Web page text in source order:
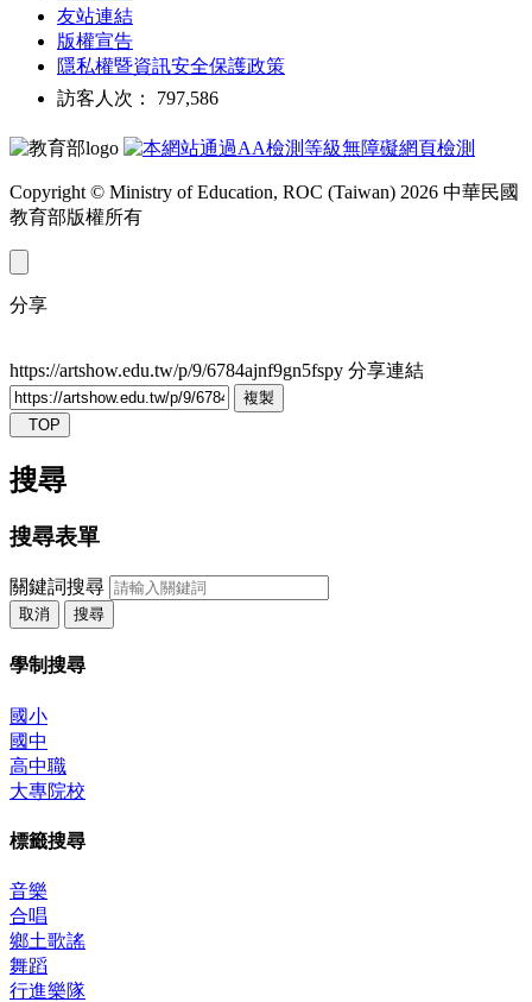
友站連結
版權宣告
隱私權暨資訊安全保護政策
訪客人次： 797,586
Copyright © Ministry of Education, ROC (Taiwan) 2026 中華民國
教育部版權所有
分享
https://artshow.edu.tw/p/9/6784ajnf9gn5fspy 分享連結
複製
TOP
搜尋
搜尋表單
關鍵詞搜尋
取消 搜尋
學制搜尋
國小
國中
高中職
大專院校
標籤搜尋
音樂
合唱
鄉土歌謠
舞蹈
行進樂隊